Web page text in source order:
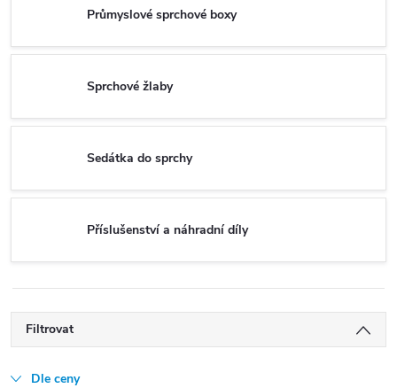
Průmyslové sprchové boxy
Sprchové žlaby
Sedátka do sprchy
Příslušenství a náhradní díly
Filtrovat
Dle ceny